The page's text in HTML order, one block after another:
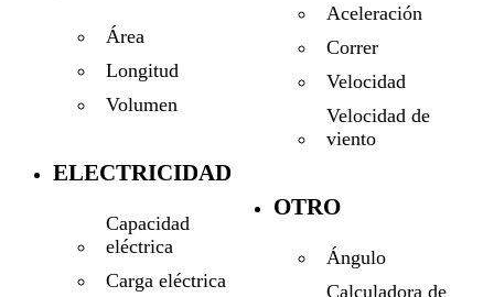
Área
Longitud
Volumen
ELECTRICIDAD
Capacidad
eléctrica
Carga eléctrica
Aceleración
Correr
Velocidad
Velocidad de
viento
OTRO
Ángulo
Calculadora de